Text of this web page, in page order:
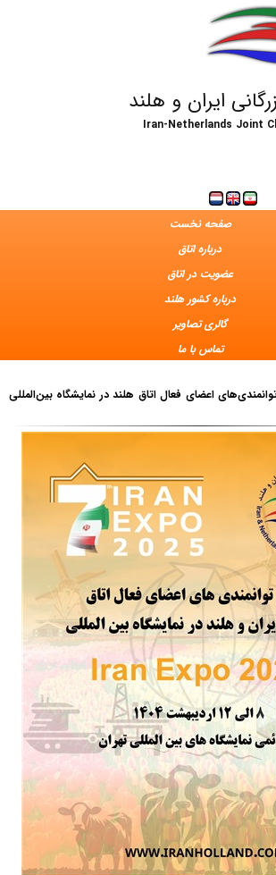
ایران و هلند
Iran-Netherlands Joint
صفحه نخست
درباره اتاق
عضویت در اتاق
درباره کشور هلند
گالری تصاویر
تماس با ما
1: معرفی توانمندی‌های اعضای فعال اتاق هلند در نمایشگاه بین‌المللی